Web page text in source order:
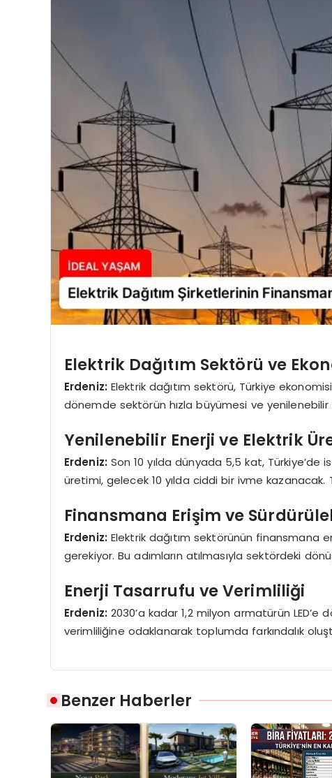
Elektrik Dağıtım Sektörü ve
Erdeniz: Elektrik dağıtım sektörü, Türkiye
dönemde sektörün hızla büyümesi ve yenilenebilir
Yenilenebilir Enerji ve Elektrik
Erdeniz: Son 10 yılda dünyada 5,5 kat,
üretimi, gelecek 10 yılda ciddi bir ivme
Finansmana Erişim ve
Erdeniz: Elektrik dağıtım sektörünün finansmana
gerekiyor. Bu adımların atılmasıyla sektördeki
Enerji Tasarrufu ve Verimliliği
Erdeniz: 2030’a kadar 1,2 milyon armatürün
verimliliğine odaklanarak toplumda farkındalık
Benzer Haberler